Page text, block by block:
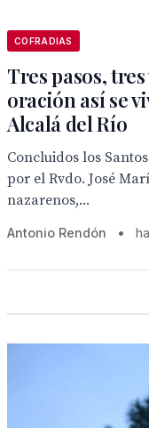
COFRADIAS
Tres pasos,
oración así se
Alcalá del Río
Concluidos los
por el Rvdo. José
nazarenos,...
Antonio Rendón •